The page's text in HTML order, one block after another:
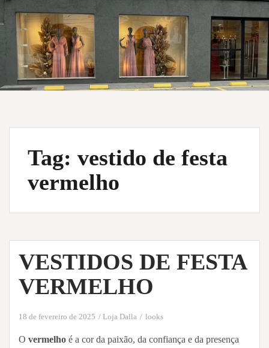
Tag: vestido de festa
vermelho
VESTIDOS DE FESTA
VERMELHO
18 de fevereiro de 2025 Loja Dalla looks
O vermelho é a cor da paixão, da confiança e da presença